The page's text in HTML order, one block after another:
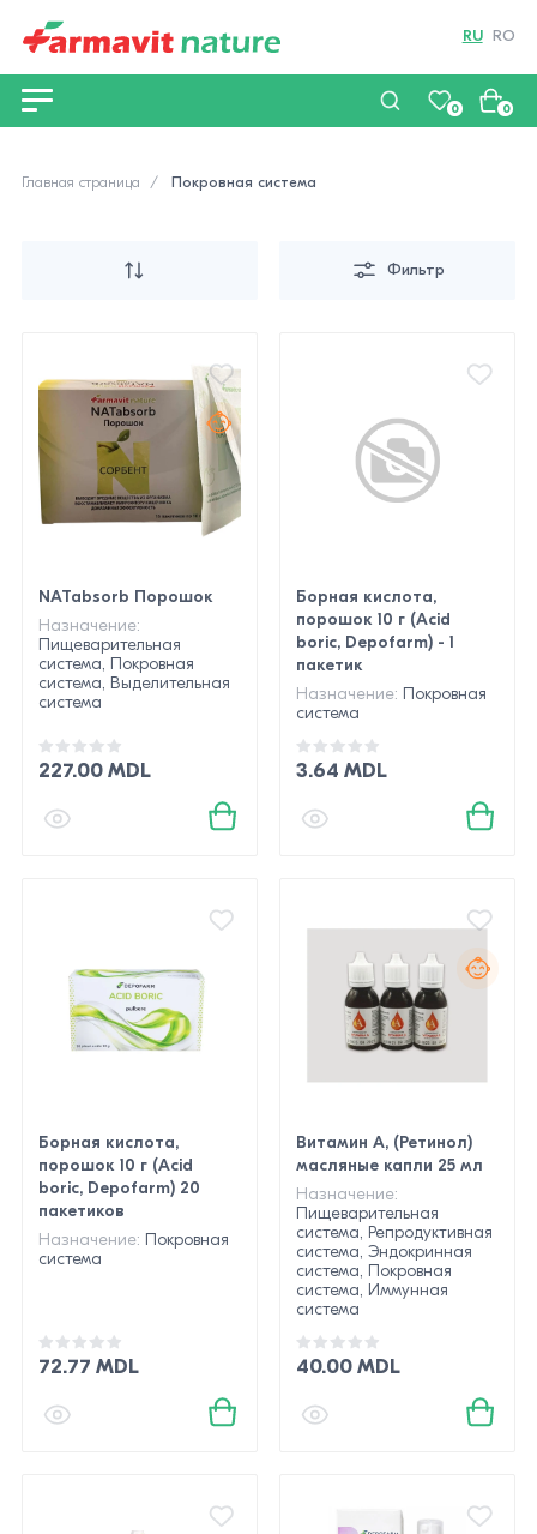
RU RO
0 0
Главная страница Покровная система
Фильтр
NATabsorb Порошок
Назначение:
Пищеварительная
система, Покровная
система, Выделительная
система
227.00 MDL
Борная кислота,
порошок 10 г (Acid
boric, Depofarm) - 1
пакетик
Назначение:
Покровная
система
3.64 MDL
Борная кислота,
порошок 10 г (Acid
boric, Depofarm) 20
пакетиков
Назначение:
Покровная
система
72.77 MDL
Витамин А, (Ретинол)
масляные капли 25 мл
Назначение:
Пищеварительная
система, Репродуктивная
система, Эндокринная
система, Покровная
система, Иммунная
система
40.00 MDL